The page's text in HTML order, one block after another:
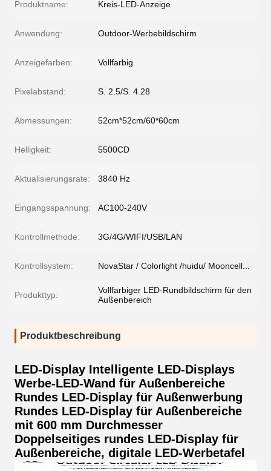
Produktname: Kreis-LED-Anzeige
Anwendung: Outdoor-Werbebildschirm
Anzeigefarben: Vollfarbig
Pixelabstand: S. 2.5/S. 4.28
Abmessungen: 52cm*52cm/60*60cm
Helligkeit: 5500CD
Aktualisierungsrate: 3840 Hz
Eingangsspannung: AC100-240V
Kontrollmethode: 3G/4G/WIFI/USB/LAN
Kontrollsystem: NovaStar / Colorlight /huidu/ Mooncell...
Produkttyp:
Vollfarbiger LED-Rundbildschirm für den
Außenbereich
Produktbeschreibung
LED-Display Intelligente LED-Displays
Werbe-LED-Wand für Außenbereiche
Rundes LED-Display für Außenwerbung
Rundes LED-Display für Außenbereiche
mit 600 mm Durchmesser
Doppelseitiges rundes LED-Display für
Außenbereiche, digitale LED-Werbetafel